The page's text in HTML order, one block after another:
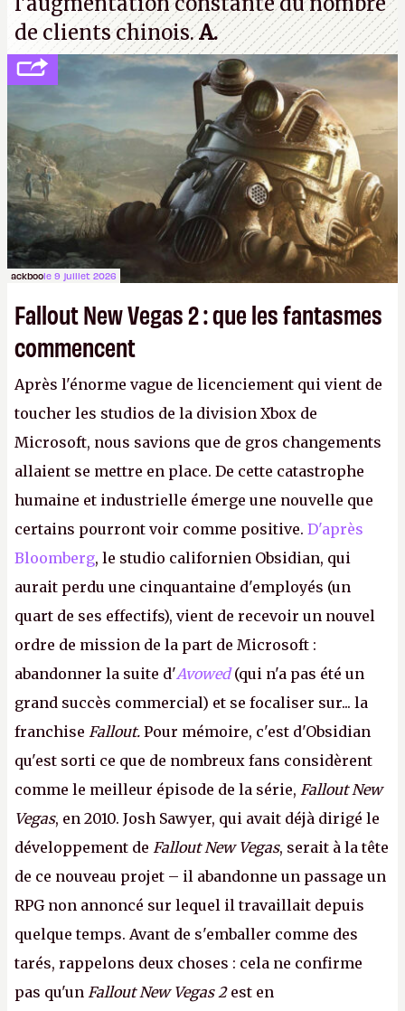
de clients chinois.A.
ackboole 9 juillet 2026
Fallout New Vegas 2 : que les fantasmes
commencent
Après l'énorme vague de licenciement qui vient de
toucher les studios de la division Xbox de
Microsoft, nous savions que de gros changements
allaient se mettre en place. De cette catastrophe
humaine et industrielle émerge une nouvelle que
certains pourront voir comme positive. D'après
Bloomberg, le studio californien Obsidian, qui
aurait perdu une cinquantaine d'employés (un
quart de ses effectifs), vient de recevoir un nouvel
ordre de mission de la part de Microsoft :
abandonner la suite d'Avowed(qui n'a pas été un
grand succès commercial) et se focaliser sur... la
franchise Fallout. Pour mémoire, c'est d'Obsidian
qu'est sorti ce que de nombreux fans considèrent
comme le meilleur épisode de la série, Fallout New
Vegas, en 2010. Josh Sawyer, qui avait déjà dirigé le
développement de Fallout New Vegas, serait à la tête
de ce nouveau projet – il abandonne un passage un
RPG non annoncé sur lequel il travaillait depuis
quelque temps. Avant de s'emballer comme des
tarés, rappelons deux choses : cela ne confirme
pas qu'un Fallout New Vegas 2est en